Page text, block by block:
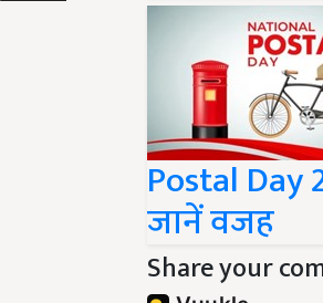
Postal Day
जानें वजह
Share your